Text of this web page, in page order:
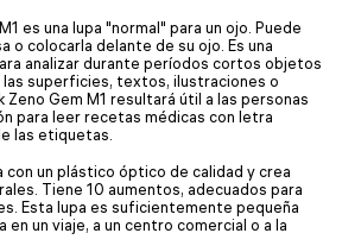
es una lupa "normal" para un ojo. Puede
o colocarla delante de su ojo. Es una
analizar durante períodos cortos objetos
superficies, textos, ilustraciones o
Zeno Gem M1 resultará útil a las personas
para leer recetas médicas con letra
las etiquetas.
con un plástico óptico de calidad y crea
Tiene 10 aumentos, adecuados para
Esta lupa es suficientemente pequeña
en un viaje, a un centro comercial o a la